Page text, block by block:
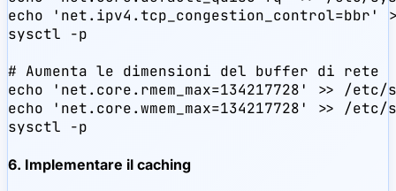
echo
sysctl -p
# Aumenta le dimensioni del buffer di rete
echo 'net.core.rmem_max=134217728' >> /
echo 'net.core.wmem_max=134217728' >> /
sysctl -p
6. Implementare il caching